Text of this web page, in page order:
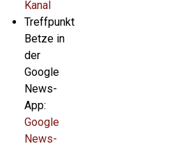
Kanal
Treffpunkt
Betze in
der
Google
News-
App:
Google
News-